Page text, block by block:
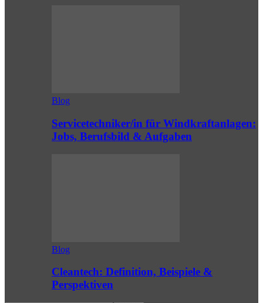
Blog
Servicetechniker/in für Windkraftanlagen:
Jobs, Berufsbild & Aufgaben
Blog
Cleantech: Definition, Beispiele &
Perspektiven